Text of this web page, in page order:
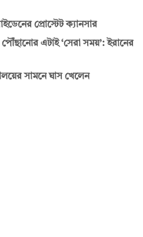
প্রোস্টেট ক্যানসার
পৌঁছানোর এটাই ‘সেরা সময়’: ইরানের
সামনে ঘাস খেলেন